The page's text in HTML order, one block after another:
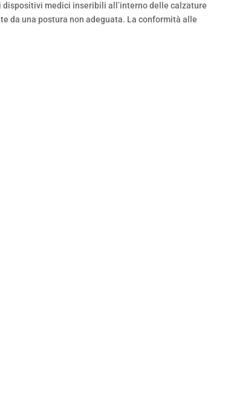
medici inseribili all’interno delle calzature
da una postura non adeguata. La conformità alle